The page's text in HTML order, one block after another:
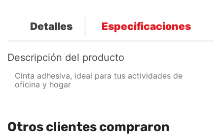
Detalles Especificaciones
Descripción del producto
Cinta adhesiva, ideal para tus actividades de
oficina y hogar
Otros clientes compraron